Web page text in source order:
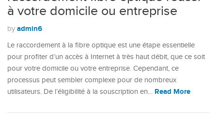
à votre domicile ou entreprise
by admin6
Le raccordement à la fibre optique est une étape essentielle
pour profiter d’un accès à Internet à très haut débit, que ce soit
pour votre domicile ou votre entreprise. Cependant, ce
processus peut sembler complexe pour de nombreux
utilisateurs. De l’éligibilité à la souscription en… Read More